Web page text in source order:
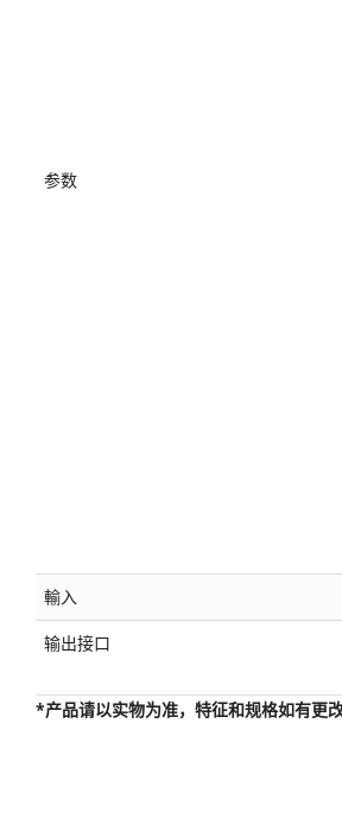
参数
輸入
输出接口
*产品请以实物为准，特征和规格如有更